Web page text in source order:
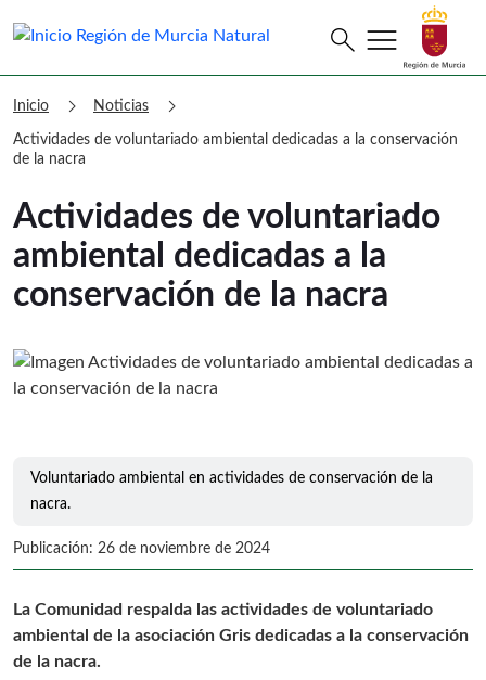
Murcia Natural Actividades de
Buscar
search menu
Inicio chevron_right Noticias chevron_right
Actividades de voluntariado ambiental dedicadas a la conservación
de la nacra
Actividades de voluntariado
ambiental dedicadas a la
conservación de la nacra
Voluntariado ambiental en actividades de conservación de la
nacra.
Publicación: 26 de noviembre de 2024
La Comunidad respalda las actividades de voluntariado
ambiental de la asociación Gris dedicadas a la conservación
de la nacra.